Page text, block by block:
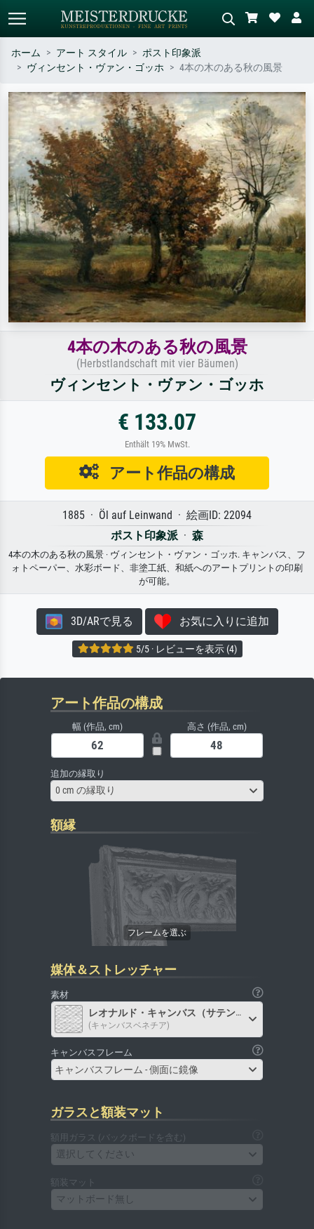
作家名・作品名・スタイルで検索
– 例：モネ、星月夜、印象派、北
斎の波、ヌード。
シーンを説明してください – 例：
緑の草原、赤の多い抽象画、暗い
油絵、木のそばの立ち姿のヌー
ド。
ホーム アート スタイル
ポスト印象派
ヴィンセント・ヴァン・ゴッホ
4本の木のある秋の風景
4本の木のある秋の風景
(Herbstlandschaft mit vier Bäumen)
ヴィンセント・ヴァン・ゴッホ
€ 133.07
Enthält 19% MwSt.
アート作品の構成
1885 · Öl auf Leinwand · 絵画ID: 22094
ポスト印象派 · 森
4本の木のある秋の風景 · ヴィンセント・ヴァン・ゴッホ. キャンバス、フ
ォトペーパー、水彩ボード、非塗工紙、和紙へのアートプリントの印刷
が可能。
3D/ARで見る お気に入りに追加
5/5 · レビューを表示 (4)
アート作品の構成
幅 (作品, cm) 高さ (作品, cm)
追加の縁取り
0 cm の縁取り
額縁
媒体＆ストレッチャー
素材
レオナルド・キャンバス（サテン）
(キャンバスベネチア)
キャンバスフレーム
キャンバスフレーム - 側面に鏡像
ガラスと額装マット
額用ガラス (バックボードを含む)
選択してください
額装マット
マットボード無し